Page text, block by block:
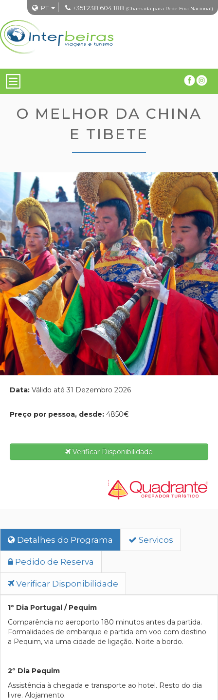
PT +351 238 604 188 (Chamada para Rede Fixa Nacional)
O MELHOR DA CHINA
E TIBETE
Data: Válido até 31 Dezembro 2026
Preço por pessoa, desde: 4850€
Verificar Disponibilidade
Detalhes do Programa Servicos
Pedido de Reserva
Verificar Disponibilidade
1º Dia Portugal / Pequim
Comparência no aeroporto 180 minutos antes da partida.
Formalidades de embarque e partida em voo com destino
a Pequim, via uma cidade de ligação. Noite a bordo.
2º Dia Pequim
Assistência à chegada e transporte ao hotel. Resto do dia
livre. Alojamento.